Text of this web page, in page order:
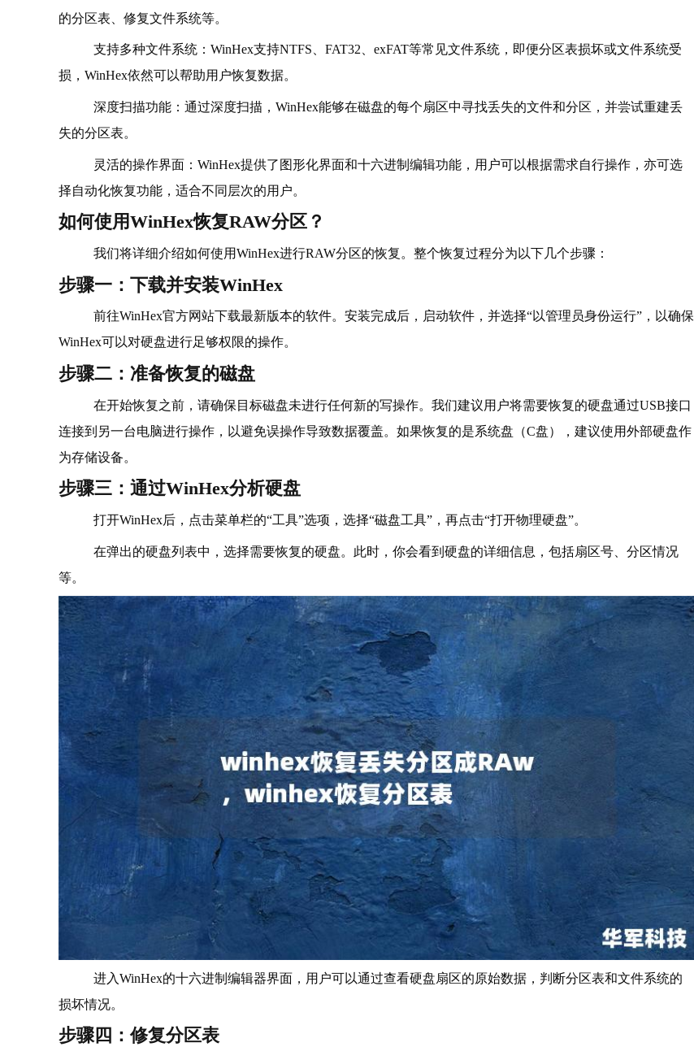
的分区表、修复文件系统等。
支持多种文件系统：WinHex支持NTFS、FAT32、exFAT等常见文件系统，即便分区表损坏或文件系统受
损，WinHex依然可以帮助用户恢复数据。
深度扫描功能：通过深度扫描，WinHex能够在磁盘的每个扇区中寻找丢失的文件和分区，并尝试重建丢
失的分区表。
灵活的操作界面：WinHex提供了图形化界面和十六进制编辑功能，用户可以根据需求自行操作，亦可选
择自动化恢复功能，适合不同层次的用户。
如何使用WinHex恢复RAW分区？
我们将详细介绍如何使用WinHex进行RAW分区的恢复。整个恢复过程分为以下几个步骤：
步骤一：下载并安装WinHex
前往WinHex官方网站下载最新版本的软件。安装完成后，启动软件，并选择“以管理员身份运行”，以确保
WinHex可以对硬盘进行足够权限的操作。
步骤二：准备恢复的磁盘
在开始恢复之前，请确保目标磁盘未进行任何新的写操作。我们建议用户将需要恢复的硬盘通过USB接口
连接到另一台电脑进行操作，以避免误操作导致数据覆盖。如果恢复的是系统盘（C盘），建议使用外部硬盘作
为存储设备。
步骤三：通过WinHex分析硬盘
打开WinHex后，点击菜单栏的“工具”选项，选择“磁盘工具”，再点击“打开物理硬盘”。
在弹出的硬盘列表中，选择需要恢复的硬盘。此时，你会看到硬盘的详细信息，包括扇区号、分区情况
等。
进入WinHex的十六进制编辑器界面，用户可以通过查看硬盘扇区的原始数据，判断分区表和文件系统的
损坏情况。
步骤四：修复分区表